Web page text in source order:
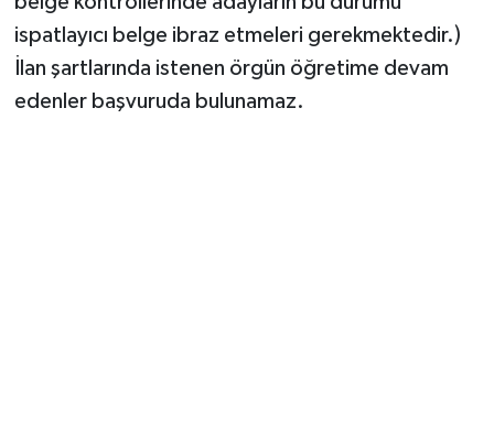
ispatlayıcı belge ibraz etmeleri gerekmektedir.)
İlan şartlarında istenen örgün öğretime devam
edenler başvuruda bulunamaz.